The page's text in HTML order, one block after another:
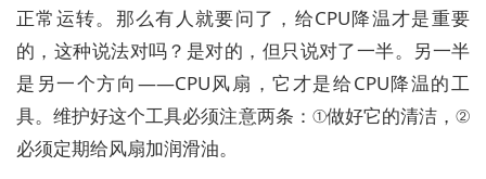
正常运转。那么有人就要问了，给CPU降温才是重要
的，这种说法对吗？是对的，但只说对了一半。另一半
是另一个方向——CPU风扇，它才是给CPU降温的工
具。维护好这个工具必须注意两条：①做好它的清洁，②
必须定期给风扇加润滑油。